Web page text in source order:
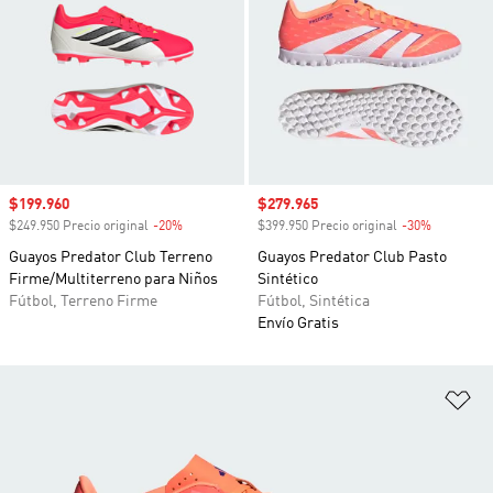
Precio de venta
$199.960
$249.950 Precio original -20%
Guayos Predator Club Terreno
Firme/Multiterreno para Niños
Fútbol, Terreno Firme
Precio de venta
$279.965
$399.950 Precio original -30%
Guayos Predator Club Pasto
Sintético
Fútbol, Sintética
Envío Gratis